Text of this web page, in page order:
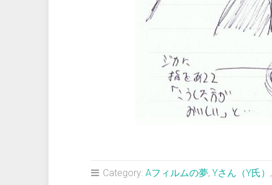
Category: Aフィルムの夢, Yさん（Y氏） ,